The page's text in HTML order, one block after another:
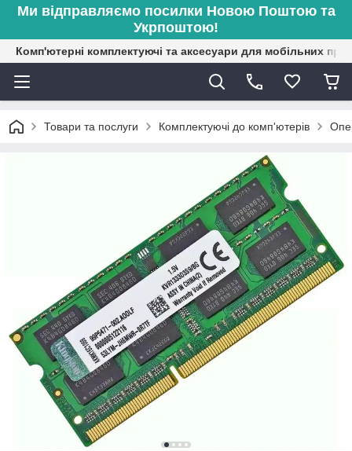
Ми відправляємо посилки Новою Поштою та
Укрпоштою!
Комп'ютерні комплектуючі та аксесуари для мобільних
Товари та послуги Комплектуючі до комп'ютерів